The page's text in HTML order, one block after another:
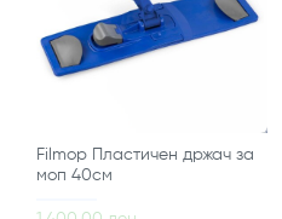
Filmop Пластичен држач за
моп 40см